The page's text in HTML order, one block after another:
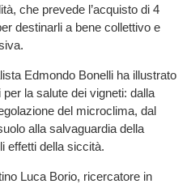
che prevede l’acquisto di 4
destinarli a bene collettivo e
Edmondo Bonelli ha illustrato
la salute dei vigneti: dalla
del microclima, dal
alla salvaguardia della
effetti della siccità.
Luca Borio, ricercatore in